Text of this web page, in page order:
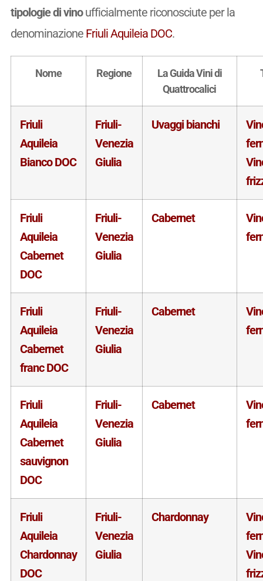
tipologie di vinoufficialmente riconosciute per la
denominazione Friuli Aquileia DOC.
Nome Regione
La Guida Vini di
Quattrocalici
Friuli
Aquileia
Bianco DOC
Friuli-
Venezia
Giulia
Uvaggi bianchi
Friuli
Aquileia
Cabernet
DOC
Friuli-
Venezia
Giulia
Cabernet
Friuli
Aquileia
Cabernet
franc DOC
Friuli-
Venezia
Giulia
Cabernet
Friuli
Aquileia
Cabernet
sauvignon
DOC
Friuli-
Venezia
Giulia
Cabernet
Friuli
Aquileia
Chardonnay
DOC
Friuli-
Venezia
Giulia
Chardonnay